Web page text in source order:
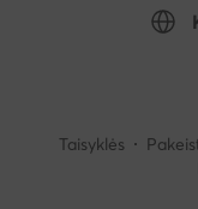
Taisyklės